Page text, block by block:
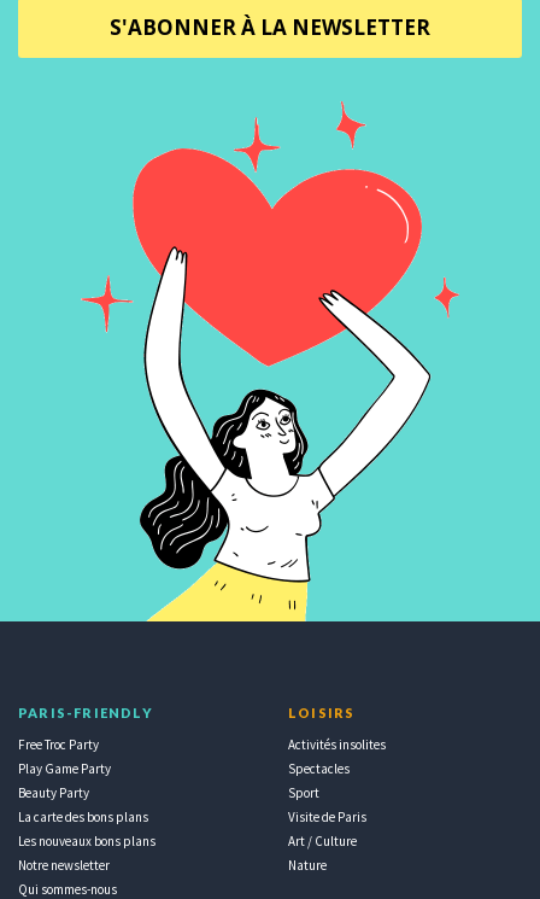
S'ABONNER À LA NEWSLETTER
PARIS-FRIENDLY
Free Troc Party
Play Game Party
Beauty Party
La carte des bons plans
Les nouveaux bons plans
Notre newsletter
Qui sommes-nous
LOISIRS
Activités insolites
Spectacles
Sport
Visite de Paris
Art / Culture
Nature